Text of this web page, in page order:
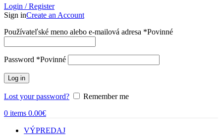
Login / Register
Sign inCreate an Account
Používateľské meno alebo e-mailová adresa *Povinné
Password *Povinné
Log in
Lost your password?
Remember me
0 items 0.00€
VÝPREDAJ